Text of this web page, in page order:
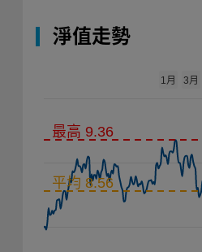
淨值走勢
最高 9.36
平均 8.56
1月 3月